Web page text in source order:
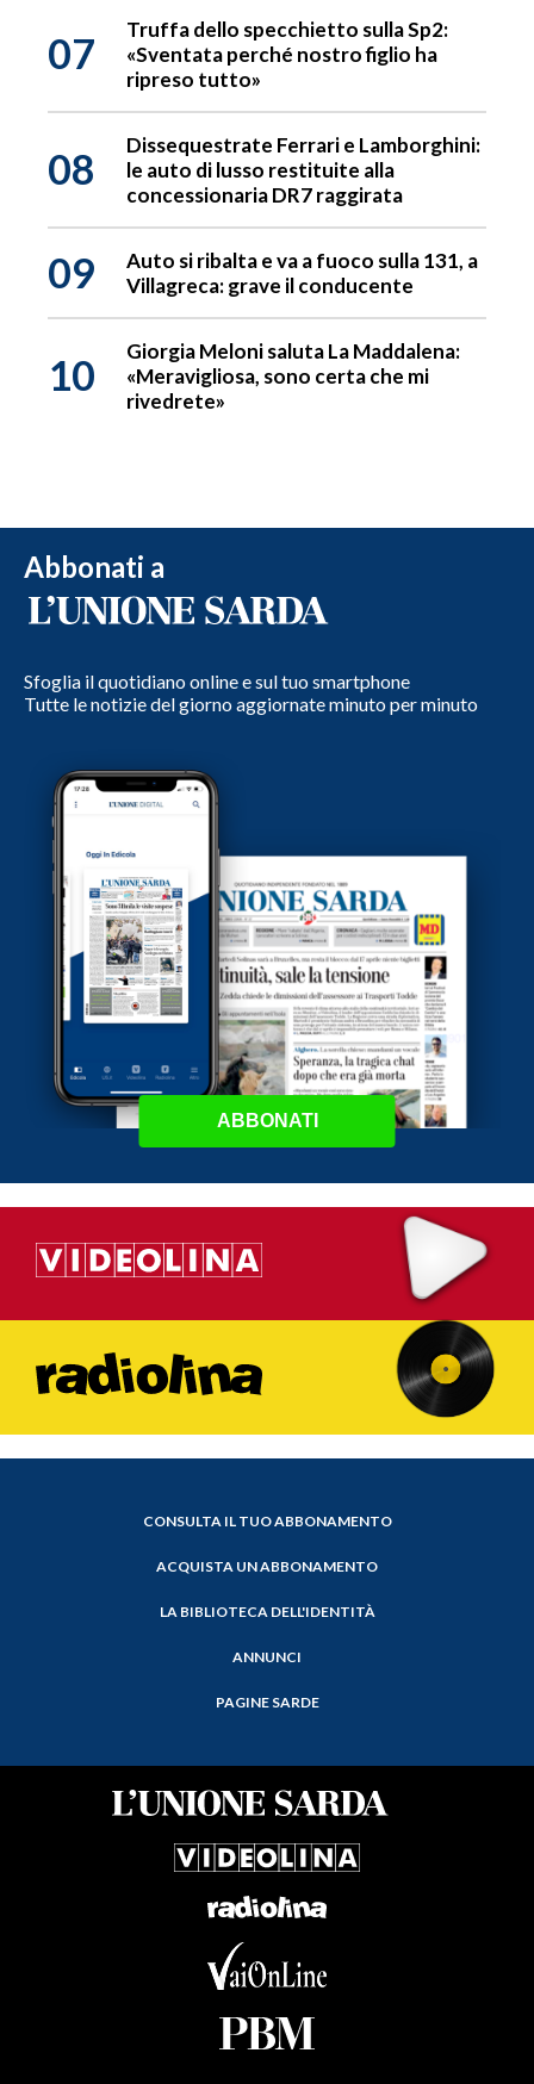
07
Truffa dello specchietto sulla Sp2:
«Sventata perché nostro figlio ha
ripreso tutto»
08
Dissequestrate Ferrari e Lamborghini:
le auto di lusso restituite alla
concessionaria DR7 raggirata
09
Auto si ribalta e va a fuoco sulla 131, a
Villagreca: grave il conducente
10
Giorgia Meloni saluta La Maddalena:
«Meravigliosa, sono certa che mi
rivedrete»
Abbonati a
Sfoglia il quotidiano online e sul tuo smartphone
Tutte le notizie del giorno aggiornate minuto per minuto
ABBONATI
CONSULTA IL TUO ABBONAMENTO
ACQUISTA UN ABBONAMENTO
LA BIBLIOTECA DELL'IDENTITÀ
ANNUNCI
PAGINE SARDE